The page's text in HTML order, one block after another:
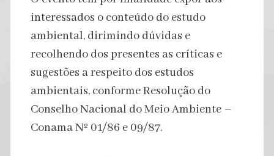
interessados o conteúdo do estudo
ambiental, dirimindo dúvidas e
recolhendo dos presentes as críticas e
sugestões a respeito dos estudos
ambientais, conforme Resolução do
Conselho Nacional do Meio Ambiente –
Conama Nº 01/86 e 09/87.